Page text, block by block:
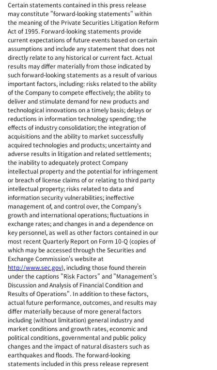
Certain statements contained in this press release
may constitute "forward-looking statements" within
the meaning of the Private Securities Litigation Reform
Act of 1995. Forward-looking statements provide
current expectations of future events based on certain
assumptions and include any statement that does not
directly relate to any historical or current fact. Actual
results may differ materially from those indicated by
such forward-looking statements as a result of various
important factors, including: risks related to the ability
of the Company to compete effectively; the ability to
deliver and stimulate demand for new products and
technological innovations on a timely basis; delays or
reductions in information technology spending; the
effects of industry consolidation; the integration of
acquisitions and the ability to market successfully
acquired technologies and products; uncertainty and
adverse results in litigation and related settlements;
the inability to adequately protect Company
intellectual property and the potential for infringement
or breach of license claims of or relating to third party
intellectual property; risks related to data and
information security vulnerabilities; ineffective
management of, and control over, the Company's
growth and international operations; fluctuations in
exchange rates; and changes in and a dependence on
key personnel, as well as other factors contained in our
most recent Quarterly Report on Form 10-Q (copies of
which may be accessed through the Securities and
Exchange Commission's website at
http://www.sec.gov), including those found therein
under the captions "Risk Factors" and "Management's
Discussion and Analysis of Financial Condition and
Results of Operations". In addition to these factors,
actual future performance, outcomes, and results may
differ materially because of more general factors
including (without limitation) general industry and
market conditions and growth rates, economic and
political conditions, governmental and public policy
changes and the impact of natural disasters such as
earthquakes and floods. The forward-looking
statements included in this press release represent